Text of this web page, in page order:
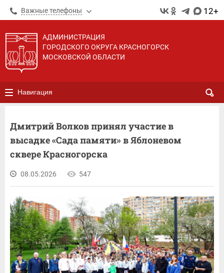
Важные телефоны 12+
АДМИНИСТРАЦИЯ
ГОРОДСКОГО ОКРУГА КРАСНОГОРСК
МОСКОВСКОЙ ОБЛАСТИ
Навигация
Дмитрий Волков принял участие в
высадке «Сада памяти» в Яблоневом
сквере Красногорска
08.05.2026 547